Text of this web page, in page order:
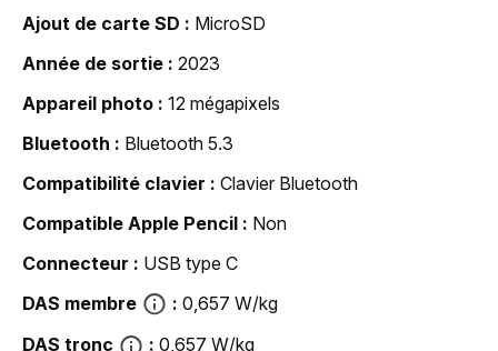
Ajout de carte SD
MicroSD
Année de sortie
2023
Appareil photo
12 mégapixels
Bluetooth
Bluetooth 5.3
Compatibilité clavier
Clavier Bluetooth
Compatible Apple Pencil
Non
Connecteur
USB type C
DAS membre
0,657 W/kg
DAS tronc
0,657 W/kg